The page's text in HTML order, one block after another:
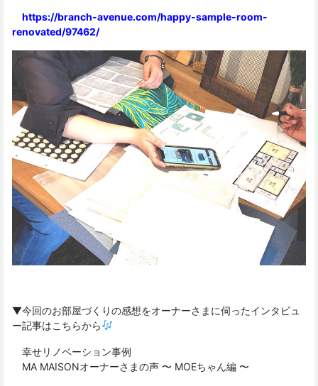
https://branch-avenue.com/happy-sample-room-
renovated/97462/
▼今回のお部屋づくりの感想をオーナーさまに伺ったインタビュ
ー記事はこちらから
幸せリノベーション事例
MA MAISONオーナーさまの声 〜 MOEちゃん編 〜